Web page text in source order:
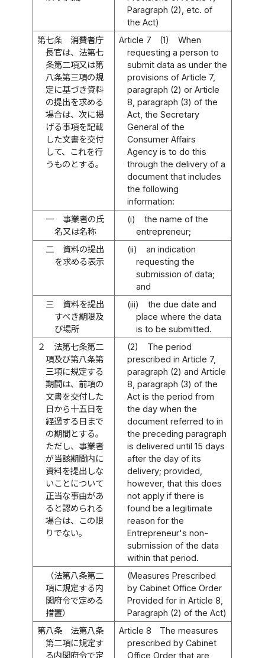
Paragraph (2), etc. of
the Act)
第七条
消費者庁
長官は、法第七
条第二項又は第
八条第三項の規
定に基づき資料
の提出を求める
場合は、次に掲
げる事項を記載
した文書を交付
して、これを行
うものとする。
Article 7 (1)
When
requesting a person to
submit data as under the
provisions of Article 7,
paragraph (2) or Article
8, paragraph (3) of the
Act, the Secretary
General of the
Consumer Affairs
Agency is to do this
through the delivery of a
document that includes
the following
information:
一
事業者の氏
名又は名称
(i)
the name of the
entrepreneur;
二
資料の提出
を求める表示
(ii)
an indication
requesting the
submission of data;
and
三
資料を提出
すべき期限及
び場所
(iii)
the due date and
place where the data
is to be submitted.
２
法第七条第二
項及び第八条第
三項に規定する
期間は、前項の
文書を交付した
日から十五日を
経過する日まで
の期間とする。
ただし、事業者
が当該期間内に
資料を提出しな
いことについて
正当な事由があ
ると認められる
場合は、この限
りでない。
(2)
The period
prescribed in Article 7,
paragraph (2) and Article
8, paragraph (3) of the
Act is the period from
the day when the
document referred to in
the preceding paragraph
is delivered until 15 days
after the day of its
delivery; provided,
however, that this does
not apply if there is
found be a legitimate
reason for the
Entrepreneur's non-
submission of the data
within that period.
（法第八条第二
項に規定する内
閣府令で定める
措置）
(Measures Prescribed
by Cabinet Office Order
Provided for in Article 8,
Paragraph (2) of the Act)
第八条
法第八条
第二項に規定す
る内閣府令で定
Article 8
The measures
prescribed by Cabinet
Office Order that are